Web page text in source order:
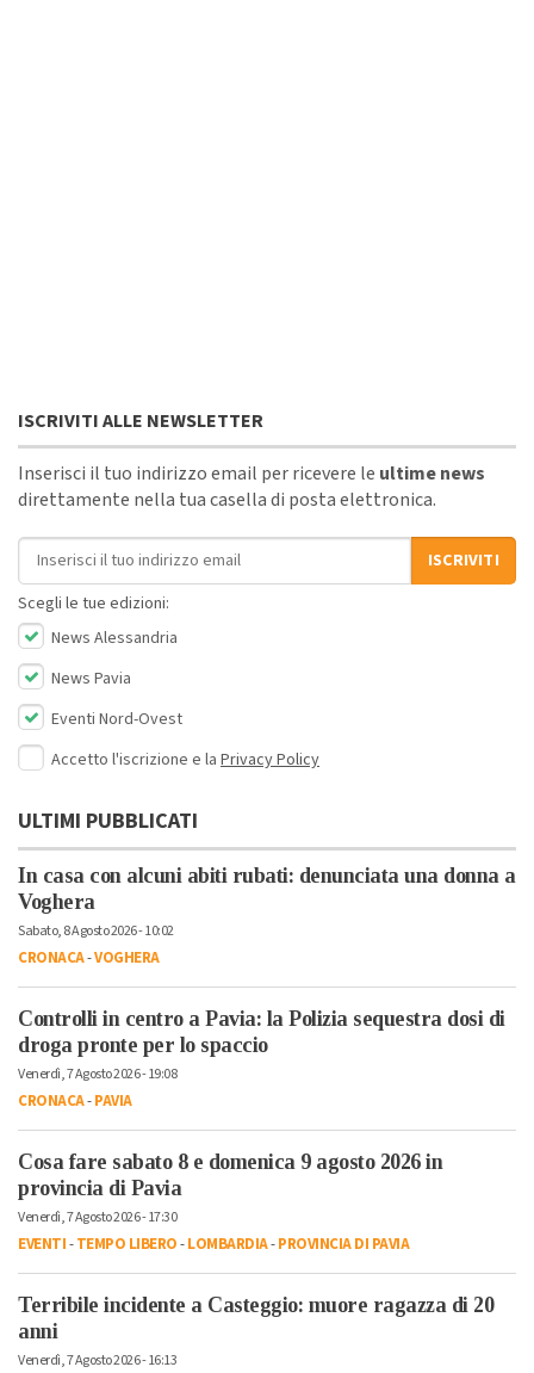
ISCRIVITI ALLE NEWSLETTER
Inserisci il tuo indirizzo email per ricevere le ultime news
direttamente nella tua casella di posta elettronica.
Indirizzo email
ISCRIVITI
Scegli le tue edizioni:
News Alessandria
News Pavia
Eventi Nord-Ovest
Accetto l'iscrizione e la Privacy Policy
ULTIMI PUBBLICATI
In casa con alcuni abiti rubati: denunciata una donna a
Voghera
Sabato, 8 Agosto 2026 - 10:02
CRONACA-VOGHERA
Controlli in centro a Pavia: la Polizia sequestra dosi di
droga pronte per lo spaccio
Venerdì, 7 Agosto 2026 - 19:08
CRONACA-PAVIA
Cosa fare sabato 8 e domenica 9 agosto 2026 in
provincia di Pavia
Venerdì, 7 Agosto 2026 - 17:30
EVENTI-TEMPO LIBERO-LOMBARDIA-PROVINCIA DI PAVIA
Terribile incidente a Casteggio: muore ragazza di 20
anni
Venerdì, 7 Agosto 2026 - 16:13